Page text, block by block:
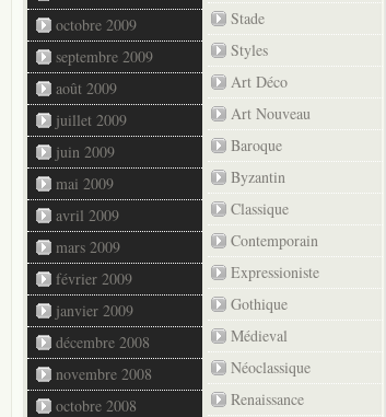
octobre 2009
septembre 2009
août 2009
juillet 2009
juin 2009
mai 2009
avril 2009
mars 2009
février 2009
janvier 2009
décembre 2008
novembre 2008
octobre 2008
Stade
Styles
Art Déco
Art Nouveau
Baroque
Byzantin
Classique
Contemporain
Expressioniste
Gothique
Médieval
Néoclassique
Renaissance